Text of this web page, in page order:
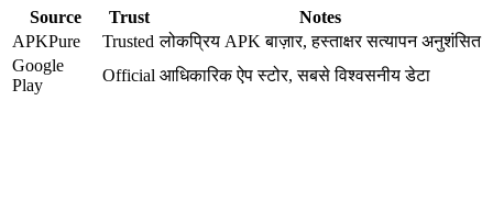
Source Trust
Notes
APKPure
Trusted लोकप्रिय APK बाज़ार, हस्ताक्षर सत्यापन अनुशंसित
Google
Play
Official आधिकारिक ऐप स्टोर, सबसे विश्वसनीय डेटा